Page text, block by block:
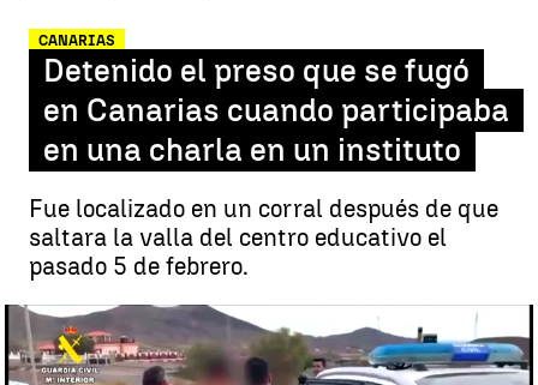
CANARIAS
Detenido el preso que se fugó
en Canarias cuando participaba
en una charla en un instituto
Fue localizado en un corral después de que
saltara la valla del centro educativo el
pasado 5 de febrero.
Momento de la detención del preso fugado en Canarias |
Momento
de la detención del preso fugado en Canarias